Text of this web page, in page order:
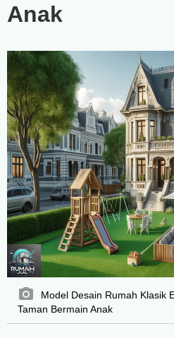
Anak
Model Desain Rumah Klasik
Taman Bermain Anak